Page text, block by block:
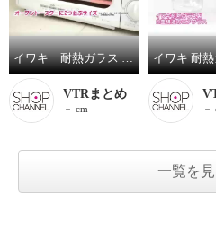
イワキ 耐熱ガラス フタ付き オーブントースター皿 ハーフ ３点セット
VTRまとめ
－ cm －
一覧を